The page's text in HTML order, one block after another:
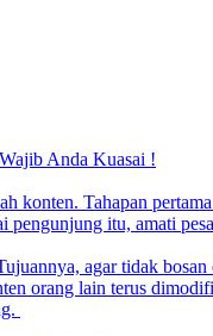
Anda Kuasai !
konten. Tahapan
pengunjung itu, amati
agar tidak
orang lain terus